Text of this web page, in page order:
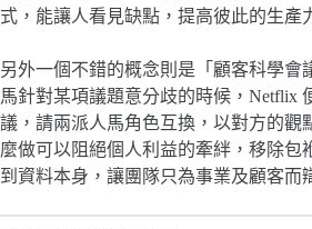
式，能讓人看見缺點，提高彼此的生產
另外一個不錯的概念則是「顧客科學會
馬針對某項議題意分歧的時候，Netflix
議，請兩派人馬角色互換，以對方的觀
麼做可以阻絕個人利益的牽絆，移除包
到資料本身，讓團隊只為事業及顧客而